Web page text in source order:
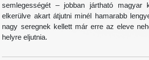
semlegességét – jobban jártható magyar
elkerülve akart átjutni minél hamarabb
nagy seregnek kellett már erre az eleve
helyre eljutnia.